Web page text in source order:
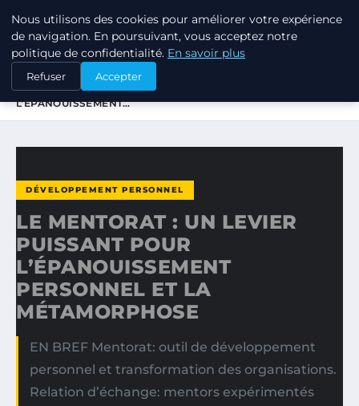
TUEZ-LES TOUS
ACCUEIL
DÉVELOPPEMENT PERSONNEL
LE MENTORAT : UN LEVIER PUISSANT POUR
L’ÉPANOUISSEMENT…
DÉVELOPPEMENT PERSONNEL
LE MENTORAT : UN LEVIER
PUISSANT POUR
L’ÉPANOUISSEMENT
PERSONNEL ET LA
MÉTAMORPHOSE
EN BREF Mentorat: outil de développement
personnel et transformation des organisations.
Relation d’échange: mentors expérimentés
Nous utilisons des cookies pour améliorer votre expérience
de navigation. En poursuivant, vous acceptez notre
politique de confidentialité. En savoir plus
Refuser Accepter